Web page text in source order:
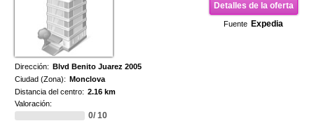
Detalles de la oferta
Fuente Expedia
Dirección: Blvd Benito Juarez 2005
Ciudad (Zona): Monclova
Distancia del centro: 2.16 km
Valoración:
0/ 10